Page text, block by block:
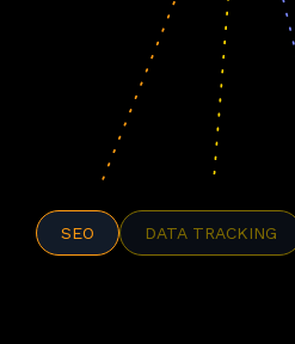
SEO DATA TRACKING